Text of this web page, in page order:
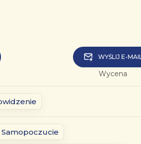
WYŚLIJ E-
Wycena
Samopoczucie